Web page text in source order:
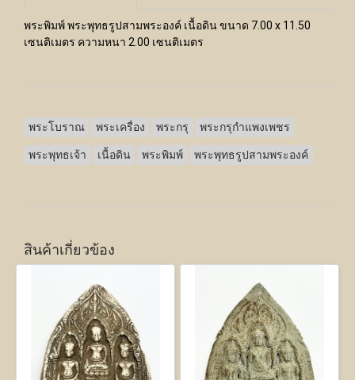
พระพิมพ์ พระพุทธรูปสามพระองค์ เนื้อดิน ขนาด 7.00 x 11.50
เซนติเมตร ความหนา 2.00 เซนติเมตร
พระโบราณ พระเครื่อง พระกรุ พระกรุกำแพงเพชร
พระพุทธเจ้า เนื้อดิน พระพิมพ์ พระพุทธรูปสามพระองค์
สินค้าเกี่ยวข้อง